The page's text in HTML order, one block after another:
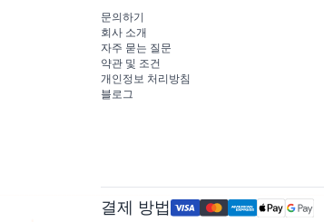
문의하기
회사 소개
자주 묻는 질문
약관 및 조건
개인정보 처리방침
블로그
결제 방법